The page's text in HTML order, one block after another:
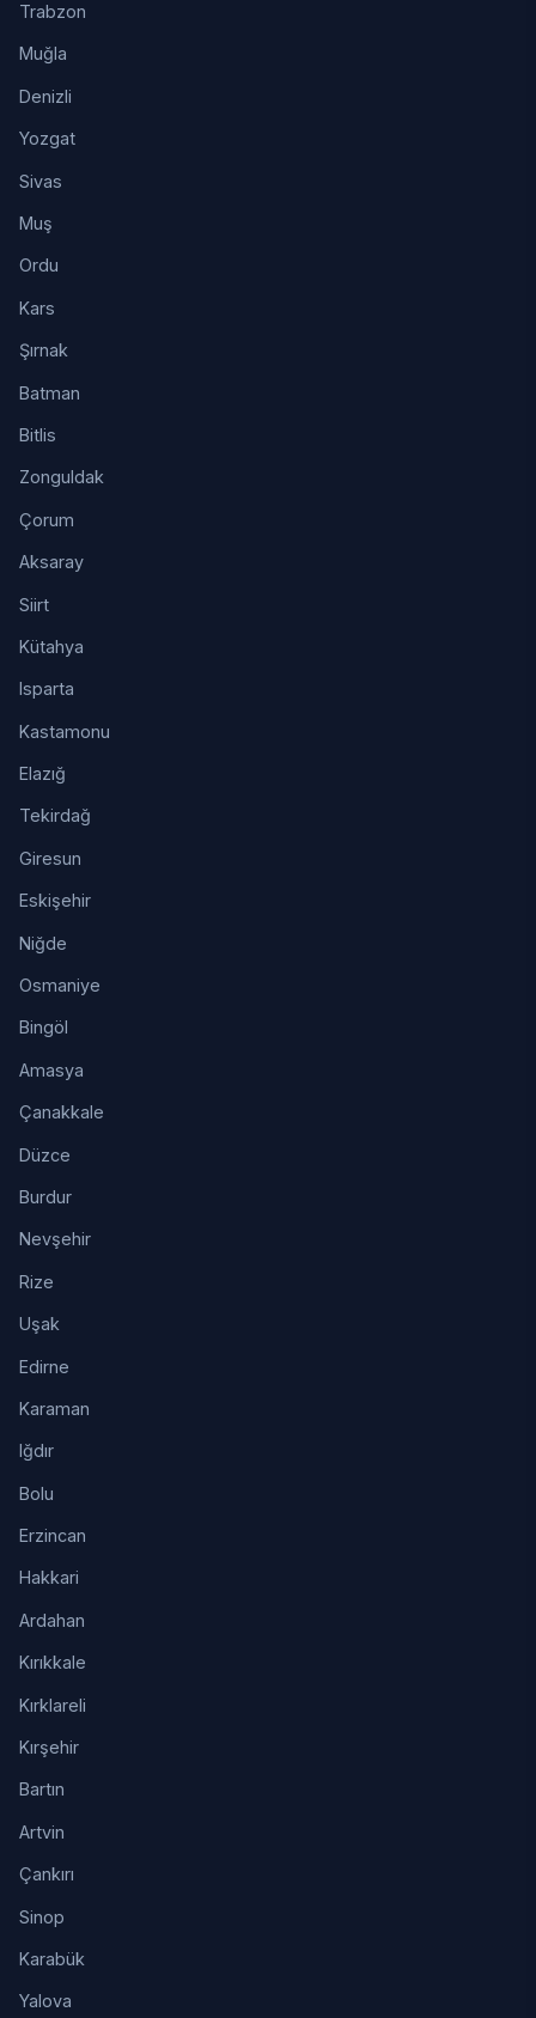
Trabzon
Muğla
Denizli
Yozgat
Sivas
Muş
Ordu
Kars
Şırnak
Batman
Bitlis
Zonguldak
Çorum
Aksaray
Siirt
Kütahya
Isparta
Kastamonu
Elazığ
Tekirdağ
Giresun
Eskişehir
Niğde
Osmaniye
Bingöl
Amasya
Çanakkale
Düzce
Burdur
Nevşehir
Rize
Uşak
Edirne
Karaman
Iğdır
Bolu
Erzincan
Hakkari
Ardahan
Kırıkkale
Kırklareli
Kırşehir
Bartın
Artvin
Çankırı
Sinop
Karabük
Yalova